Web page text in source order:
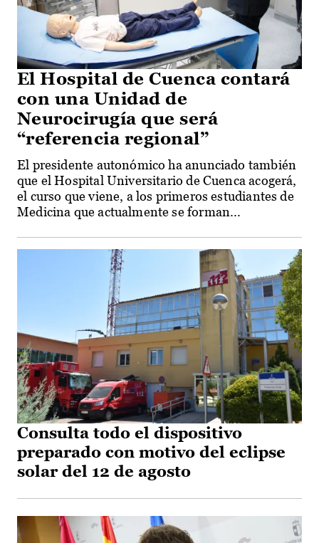
El Hospital de Cuenca contará
con una Unidad de
Neurocirugía que será
“referencia regional”
El presidente autonómico ha anunciado también
que el Hospital Universitario de Cuenca acogerá,
el curso que viene, a los primeros estudiantes de
Medicina que actualmente se forman...
Consulta todo el dispositivo
preparado con motivo del eclipse
solar del 12 de agosto